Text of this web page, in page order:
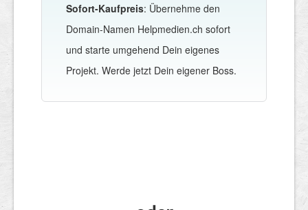
Sofort-Kaufpreis: Übernehme den
Domain-Namen Helpmedien.ch sofort
und starte umgehend Dein eigenes
Projekt. Werde jetzt Dein eigener Boss.